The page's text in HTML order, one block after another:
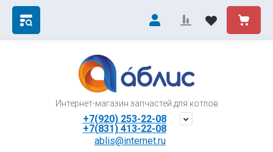
Интернет-магазин запчастей для котлов
+7(920) 253-22-08
+7(831) 413-22-08
ablis@internet.ru